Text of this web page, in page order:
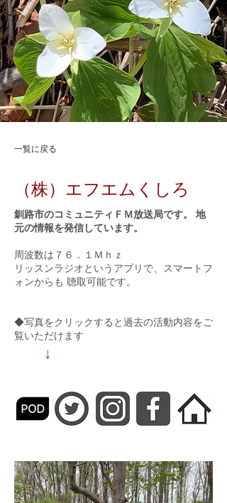
一覧に戻る
（株）エフエムくしろ
釧路市のコミュニティＦＭ放送局です。 地
元の情報を発信しています。
周波数は７６．１Ｍｈｚ
リッスンラジオというアプリで、スマートフ
ォンからも 聴取可能です。
◆写真をクリックすると過去の活動内容をご
覧いただけます
↓